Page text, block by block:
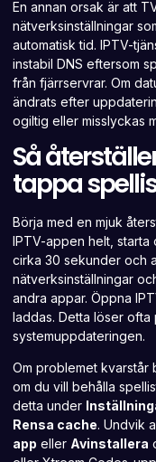
En annan orsak är att
nätverksinställningar
automatisk tid. IPTV-
instabil DNS eftersom
från fjärrservrar. Om
ändrats efter
ogiltig eller misslyckas
Så
tappa
Börja med en mjuk
IPTV-appen helt, starta
cirka 30 sekunder och
nätverksinställningar
andra appar. Öppna
laddas. Detta löser
systemuppdateringen.
Om problemet kvarstår
om du vill behålla
detta under
Rensa cache. Undvik
app eller Avinstallera